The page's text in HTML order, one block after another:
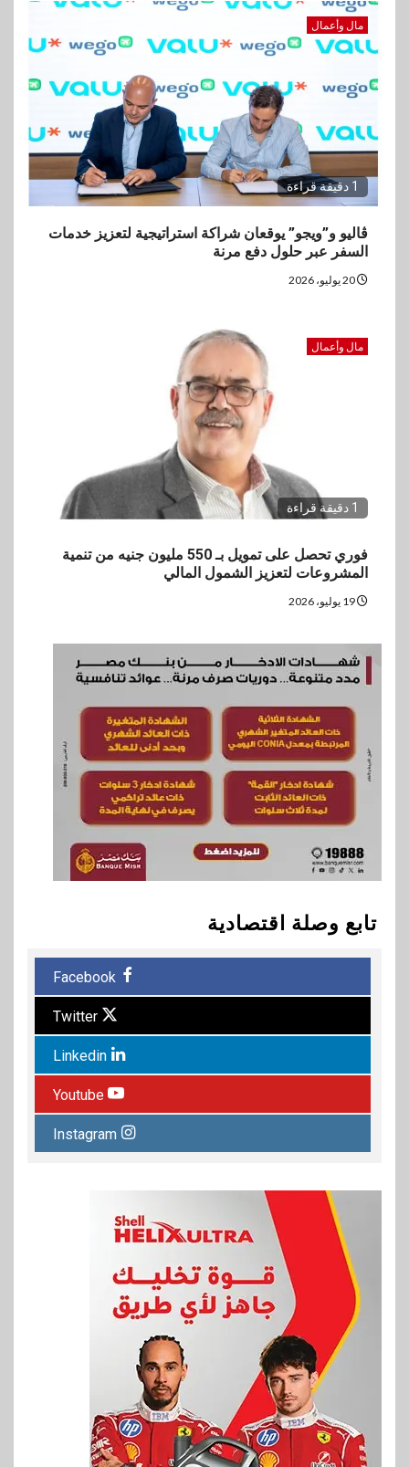
مال وأعمال
1 دقيقة قراءة
ڤاليو و”ويجو” يوقعان شراكة استراتيجية لتعزيز خدمات
السفر عبر حلول دفع مرنة
مال وأعمال
1 دقيقة قراءة
فوري تحصل على تمويل بـ 550 مليون جنيه من تنمية
المشروعات لتعزيز الشمول المالي
تابع وصلة اقتصادية
Facebook
Twitter
Linkedin
Youtube
Instagram